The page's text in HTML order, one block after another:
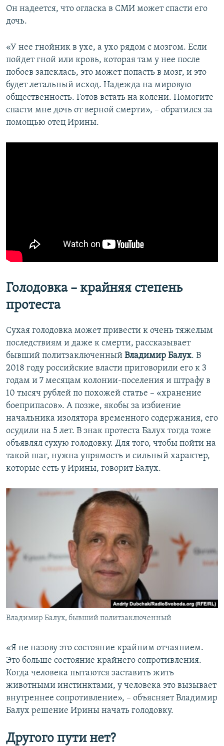
Он надеется, что огласка в СМИ может спасти его
дочь.
«У нее гнойник в ухе, а ухо рядом с мозгом. Если
пойдет гной или кровь, которая там у нее после
побоев запеклась, это может попасть в мозг, и это
будет летальный исход. Надежда на мировую
общественность. Готов встать на колени. Помогите
спасти мне дочь от верной смерти», – обратился за
помощью отец Ирины.
Голодовка – крайняя степень
протеста
Сухая голодовка может привести к очень тяжелым
последствиям и даже к смерти, рассказывает
бывший политзаключенный Владимир Балух. В
2018 году российские власти приговорили его к 3
годам и 7 месяцам колонии-поселения и штрафу в
10 тысяч рублей по похожей статье – «хранение
боеприпасов». А позже, якобы за избиение
начальника изолятора временного содержания, его
осудили на 5 лет. В знак протеста Балух тогда тоже
объявлял сухую голодовку. Для того, чтобы пойти на
такой шаг, нужна упрямость и сильный характер,
которые есть у Ирины, говорит Балух.
Владимир Балух, бывший политзаключенный
«Я не назову это состояние крайним отчаянием.
Это больше состояние крайнего сопротивления.
Когда человека пытаются заставить жить
животными инстинктами, у человека это вызывает
внутреннее сопротивление», – объясняет Владимир
Балух решение Ирины начать голодовку.
Другого пути нет?